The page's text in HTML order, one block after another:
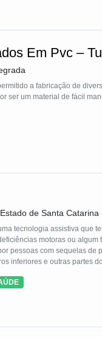
Em Pvc –
a fabricação de
ser um material de fácil
de Santa Catarina
tecnologia assistiva que
motoras ou
pessoas com sequelas
inferiores e outras partes
realização de atividades